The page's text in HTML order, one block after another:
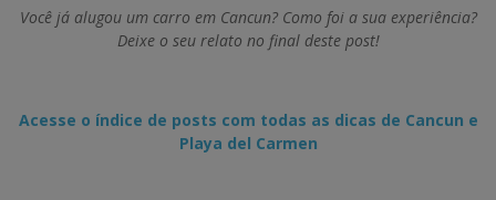
Você já alugou um carro em Cancun? Como foi a sua experiência?
Deixe o seu relato no final deste post!
Acesse o índice de posts com todas as dicas de Cancun e
Playa del Carmen